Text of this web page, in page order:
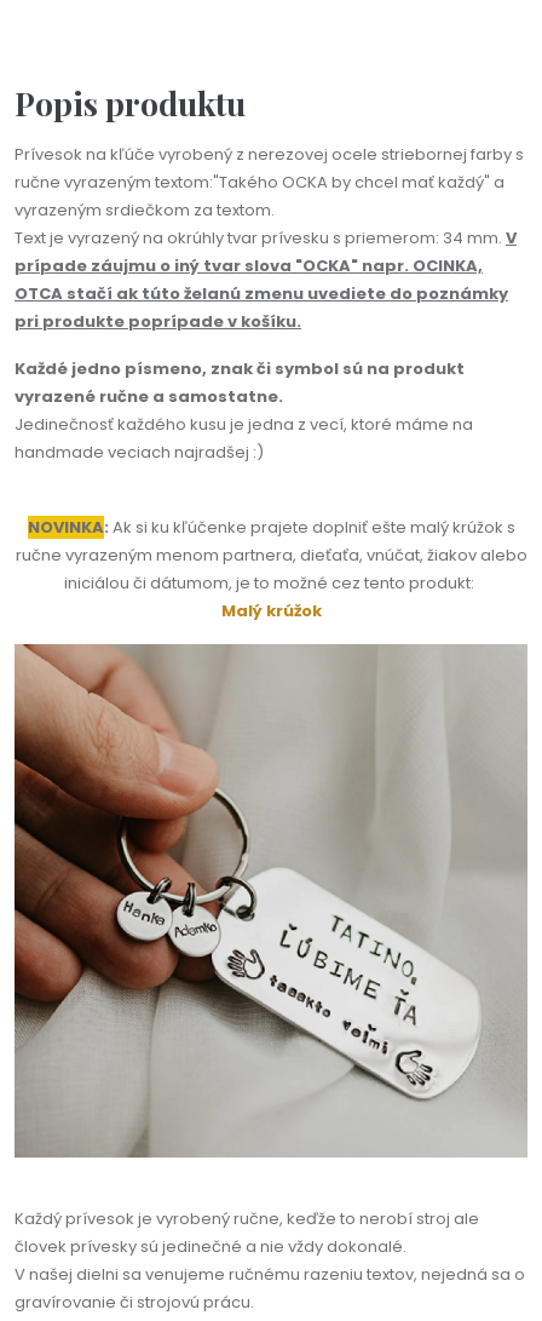
Popis produktu
Prívesok na kľúče vyrobený z nerezovej ocele striebornej farby s
ručne vyrazeným textom:"Takého OCKA by chcel mať každý" a
vyrazeným srdiečkom za textom.
Text je vyrazený na okrúhly tvar prívesku s priemerom: 34 mm. V
prípade záujmu o iný tvar slova "OCKA" napr. OCINKA,
OTCA stačí ak túto želanú zmenu uvediete do poznámky
pri produkte poprípade v košíku.
Každé jedno písmeno, znak či symbol sú na produkt
vyrazené ručne a samostatne.
Jedinečnosť každého kusu je jedna z vecí, ktoré máme na
handmade veciach najradšej :)
NOVINKA: Ak si ku kľúčenke prajete doplniť ešte malý krúžok s
ručne vyrazeným menom partnera, dieťaťa, vnúčat, žiakov alebo
iniciálou či dátumom, je to možné cez tento produkt:
Malý krúžok
Každý prívesok je vyrobený ručne, keďže to nerobí stroj ale
človek prívesky sú jedinečné a nie vždy dokonalé.
V našej dielni sa venujeme ručnému razeniu textov, nejedná sa o
gravírovanie či strojovú prácu.